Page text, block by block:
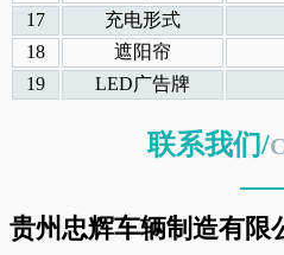
17
充电形式
18
遮阳帘
19
LED广告牌
联系我们/
贵州忠辉车辆制造有限